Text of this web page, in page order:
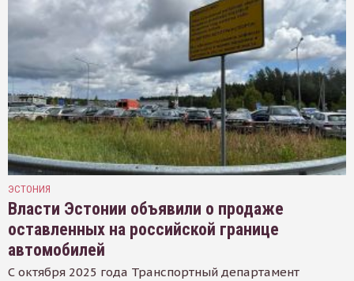
ЭСТОНИЯ
Власти Эстонии объявили о продаже
оставленных на российской границе
автомобилей
С октября 2025 года Транспортный департамент